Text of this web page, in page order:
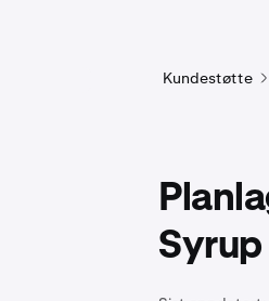
Kundestøtte
Syrup